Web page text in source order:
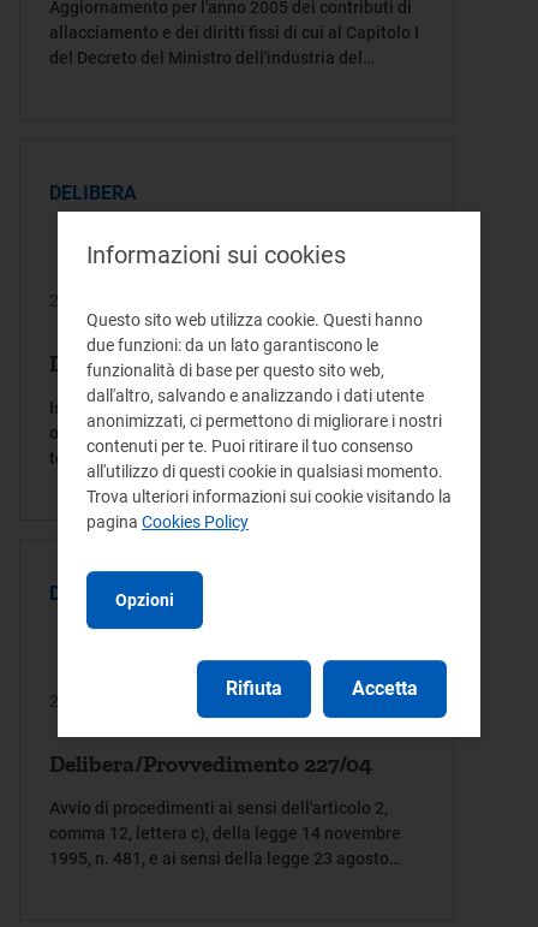
Aggiornamento per l'anno 2005 dei contributi di
allacciamento e dei diritti fissi di cui al Capitolo I
del Decreto del Ministro dell'industria del
DELIBERA
22/12/2004
Delibera/Provvedimento 231/04
Istituzione di una componente a copertura degli
oneri derivanti dalle misure di compensazione
territoriale di cui all'articolo 4 della legge 24
dicembre 2003, n. 368, e misure attuative
DELIBERA
21/12/2004
Delibera/Provvedimento 227/04
Avvio di procedimenti ai sensi dell'articolo 2,
comma 12, lettera c), della legge 14 novembre
1995, n. 481, e ai sensi della legge 23 agosto
Informazioni sui cookies
Questo sito web utilizza cookie. Questi hanno
due funzioni: da un lato garantiscono le
funzionalità di base per questo sito web,
dall'altro, salvando e analizzando i dati utente
anonimizzati, ci permettono di migliorare i nostri
contenuti per te. Puoi ritirare il tuo consenso
all'utilizzo di questi cookie in qualsiasi momento.
Trova ulteriori informazioni sui cookie visitando la
pagina Cookies Policy
Opzioni
Rifiuta Accetta